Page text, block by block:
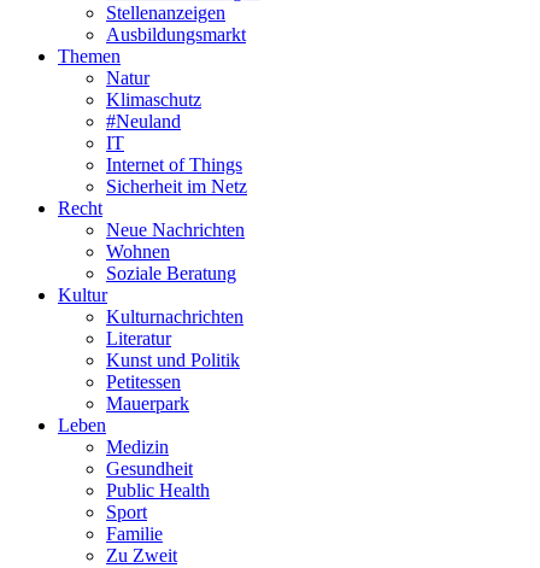
Stellenanzeigen
Ausbildungsmarkt
Themen
Natur
Klimaschutz
#Neuland
IT
Internet of Things
Sicherheit im Netz
Recht
Neue Nachrichten
Wohnen
Soziale Beratung
Kultur
Kulturnachrichten
Literatur
Kunst und Politik
Petitessen
Mauerpark
Leben
Medizin
Gesundheit
Public Health
Sport
Familie
Zu Zweit